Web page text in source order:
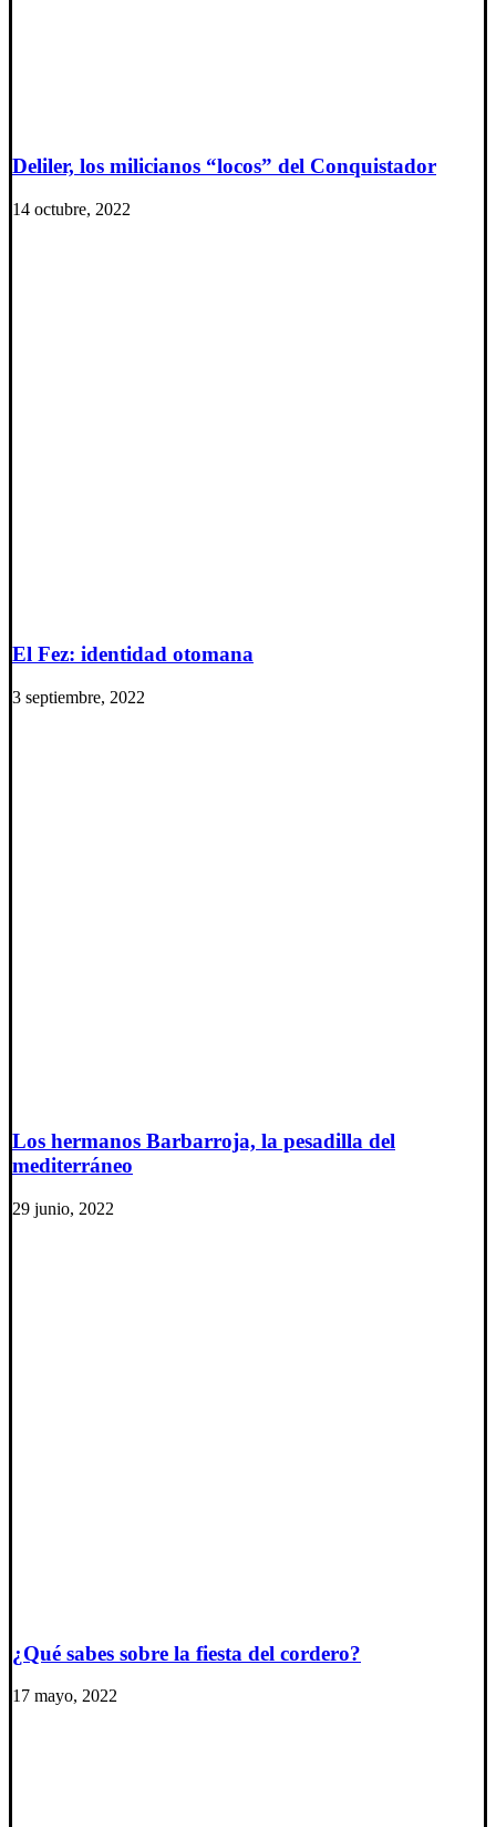
Deliler, los milicianos “locos” del Conquistador
14 octubre, 2022
El Fez: identidad otomana
3 septiembre, 2022
Los hermanos Barbarroja, la pesadilla del
mediterráneo
29 junio, 2022
¿Qué sabes sobre la fiesta del cordero?
17 mayo, 2022